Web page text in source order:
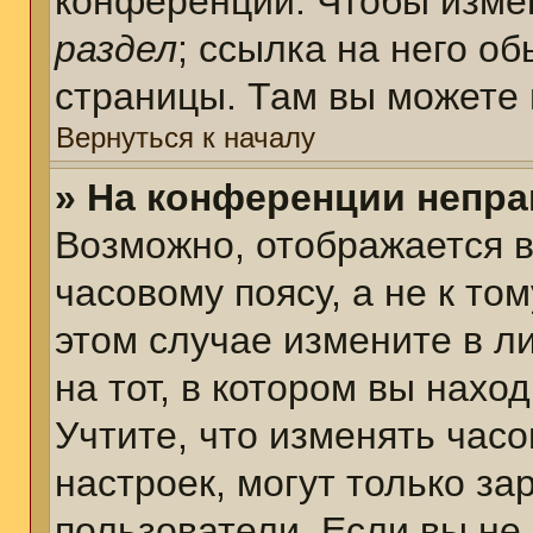
раздел; ссылка на него
страницы. Там вы можете
Вернуться к началу
» На конференции
Возможно, отображается
часовому поясу, а не к
этом случае измените в
на тот, в котором вы
Учтите, что изменять
настроек, могут только